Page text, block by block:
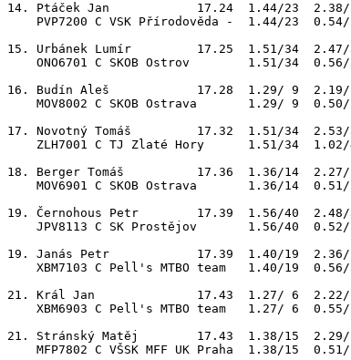
14. Ptáček Jan            17.24  1.44/23  2.38/
PVP7200 C VSK Přírodověda -  1.44/23
15. Urbánek Lumír         17.25  1.51/34
ONO6701 C SKOB Ostrov        1.51/34
16. Budín Aleš            17.28  1.29/ 9  2.19/
MOV8002 C SKOB Ostrava       1.29/ 9
17. Novotný Tomáš         17.32  1.51/34
ZLH7001 C TJ Zlaté Hory      1.51/34
18. Berger Tomáš          17.36  1.36/14
MOV6901 C SKOB Ostrava       1.36/14
19. Černohous Petr        17.39  1.56/40
JPV8113 C SK Prostějov       1.56/40
19. Janás Petr            17.39  1.40/19  2.36/
XBM7103 C Pell's MTBO team   1.40/19
21. Král Jan              17.43  1.27/ 6  2.22/ 9
XBM6903 C Pell's MTBO team   1.27/ 6
21. Stránský Matěj        17.43  1.38/15
MFP7802 C VŠSK MFF UK Praha  1.38/15